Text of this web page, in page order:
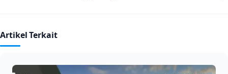
Artikel Terkait